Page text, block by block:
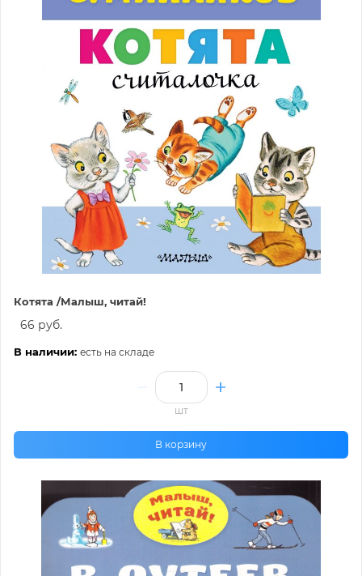
Котята /Малыш, читай!
66 руб.
В наличии: есть на складе
шт
В корзину